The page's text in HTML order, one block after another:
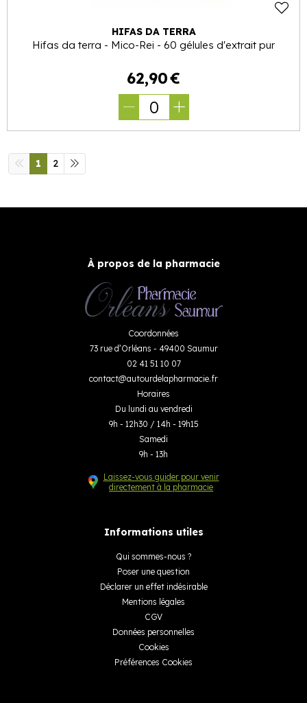
HIFAS DA TERRA
Hifas da terra - Mico-Rei - 60 gélules d'extrait pur
62,90€
0
1 2
À propos de la pharmacie
Coordonnées
73 rue d’Orléans - 49400 Saumur
02 41 51 10 07
contact@autourdelapharmacie.fr
Horaires
Du lundi au vendredi
9h - 12h30 / 14h - 19h15
Samedi
9h - 13h
Laissez-vous guider pour venir
directement à la pharmacie
Informations utiles
Qui sommes-nous ?
Poser une question
Déclarer un effet indésirable
Mentions légales
CGV
Données personnelles
Cookies
Préférences Cookies